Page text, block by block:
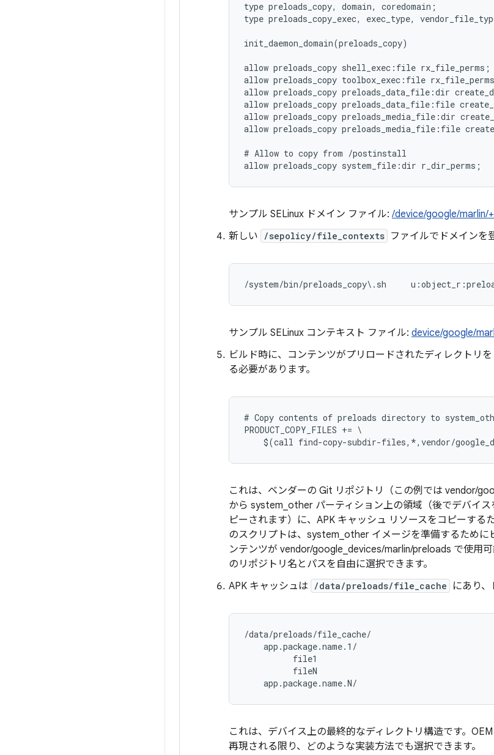
type preloads_copy, domain, coredomain;
type preloads_copy_exec, exec_type,
init_daemon_domain(preloads_copy)
allow preloads_copy shell_exec:file rx_file_perms;
allow preloads_copy toolbox_exec:file
allow preloads_copy preloads_data_file:dir
allow preloads_copy preloads_data_file:file
allow preloads_copy preloads_media_file:dir
allow preloads_copy preloads_media_file:file
# Allow to copy from /postinstall
サンプル SELinux ドメイン ファイル: /device/google/marlin/
新しい
/sepolicy/file_contexts ファイルでドメインを
サンプル SELinux コンテキスト ファイル: device/google/
ビルド時に、コンテンツがプリロードされたディレクトリを
る必要があります。
# Copy contents of preloads directory to
PRODUCT_COPY_FILES += \
これは、ベンダーの Git リポジトリ（この例では vendor/
から system_other パーティション上の領域（後でデバイ
ピーされます）に、APK キャッシュ リソースをコピーする
のスクリプトは、system_other イメージを準備するために
ンテンツが vendor/google_devices/marlin/preloads で使用
のリポジトリ名とパスを自由に選択できます。
APK キャッシュは
/data/preloads/file_cache にあり、
/data/preloads/file_cache/
    app.package.name.1/
          file1
          fileN
これは、デバイス上の最終的なディレクトリ構造です。
再現される限り、どのような実装方法でも選択できます。